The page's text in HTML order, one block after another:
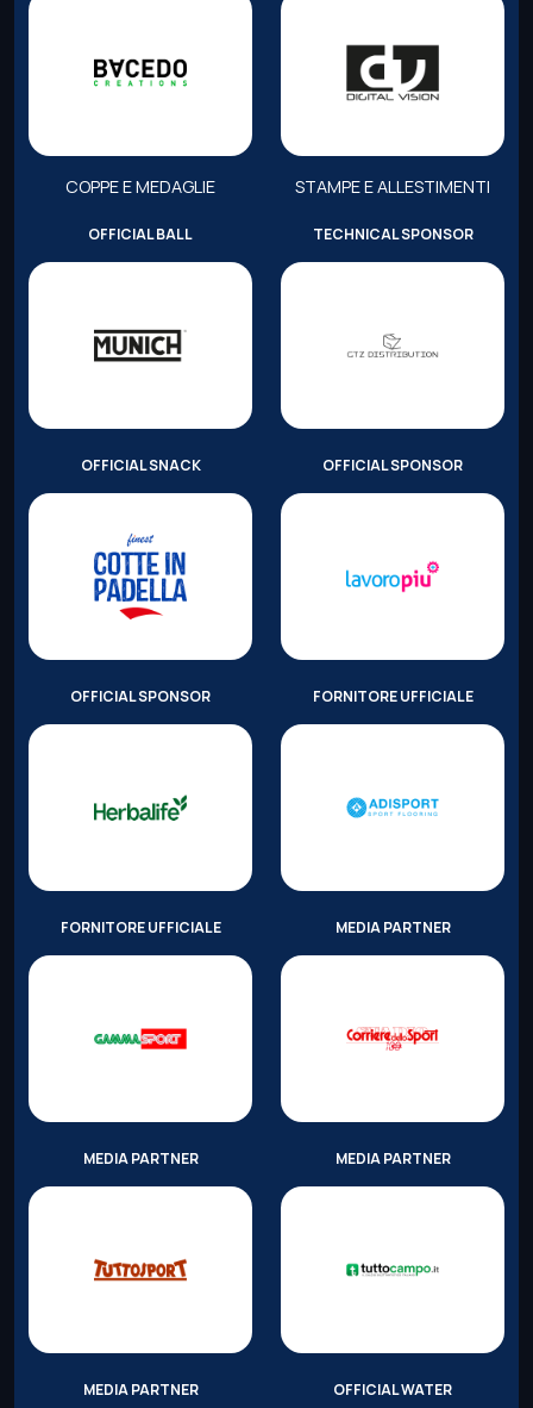
COPPE E MEDAGLIE STAMPE E ALLESTIMENTI
OFFICIAL BALL TECHNICAL SPONSOR
OFFICIAL SNACK OFFICIAL SPONSOR
OFFICIAL SPONSOR FORNITORE UFFICIALE
FORNITORE UFFICIALE MEDIA PARTNER
MEDIA PARTNER MEDIA PARTNER
MEDIA PARTNER OFFICIAL WATER